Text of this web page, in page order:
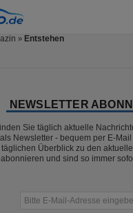
» Entstehen
NEWSLETTER
Sie täglich aktuelle
Newsletter - bequem per E-
täglichen Überblick zu den
abonnieren und sind so immer